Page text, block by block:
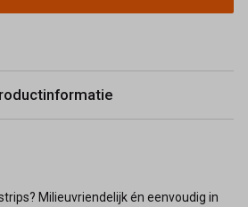
Milieuvriendelijk én eenvoudig in